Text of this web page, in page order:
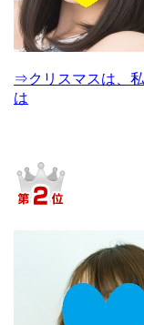
⇒クリスマスは、
は